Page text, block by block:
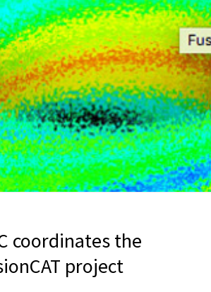
coordinates the
project